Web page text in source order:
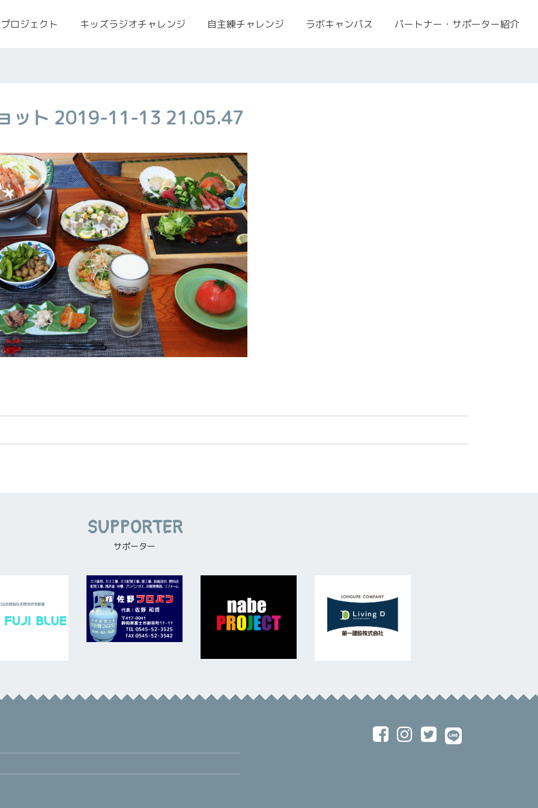
ロジェクト キッズラジオチャレンジ 自主練チャレンジ ラボキャンパス パートナー・サポーター紹介
ット 2019-11-13 21.05.47
SUPPORTER
サポーター